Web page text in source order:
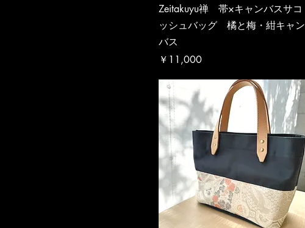
Zeitakuyu禅 帯×キャンバスサコ
ッシュバッグ 橘と梅・紺キャン
バス
価格
￥11,000